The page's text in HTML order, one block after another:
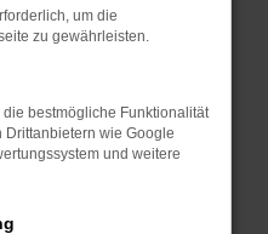
wie Werbeblocker,
die Seite in einem
einem privaten
um die
zu gewährleisten.
bestmögliche Funktionalität
Drittanbietern wie Google
und weitere